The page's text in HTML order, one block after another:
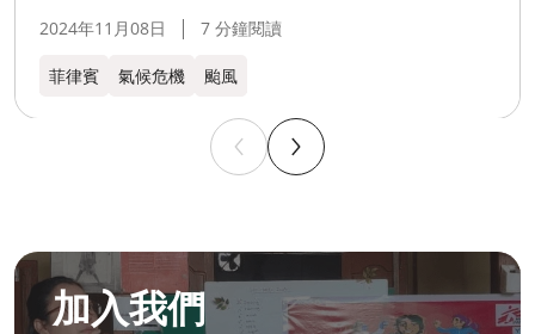
2024年11月08日 7 分鐘閱讀
菲律賓 氣候危機 颱風
加入我們
成為無國界無援人員​